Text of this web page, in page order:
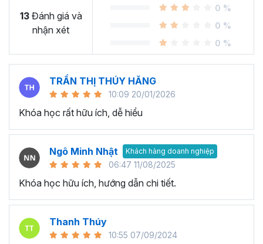
Tại sao bạn nên học Google
Sheet?
rất nhiều. Thay vì gần như chỉ sử dụng
chuyển dịch nhiều sang các công cụ online và có khả
trình bảng tính trực tuyến phổ biến nhất cung cấp các giải
pháp mà nhiều công ty sử dụng được phát hành bởi
Google.
Tại sao tham gia khóa học
Google Sheet của Gitiho?
Khóa học Google Sheets thực hành cầm tay chỉ việc từ
cơ bản đến nâng cao giúp bạn tiếp thu và ứng dụng kiến
13Đánh giá và
nhận xét
0 %
0 %
0 %
TRẦN THỊ THÚY HĂNG
10:09 20/01/2026
Khóa học rất hữu ích, dễ hiểu
Ngô Minh Nhật Khách hàng doanh nghiệp
06:47 11/08/2025
Khóa học hữu ích, hướng dẫn chi tiết.
Thanh Thúy
10:55 07/09/2024